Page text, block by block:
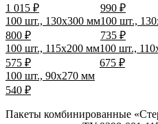
1 015 ₽
990 ₽
100 шт., 130х300 мм
800 ₽
100 шт.,
735 ₽
100 шт., 115х200 мм
575 ₽
100 шт.,
675 ₽
100 шт., 90х270 мм
540 ₽
Пакеты комбинированные